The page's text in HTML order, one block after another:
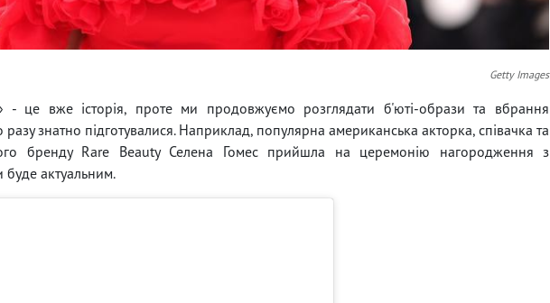
Getty Images
- це вже історія, проте ми продовжуємо розглядати б'юті-образи та вбрання
разу знатно підготувалися. Наприклад, популярна американська акторка, співачка та
бренду Rare Beauty Селена Гомес прийшла на церемонію нагородження з
актуальним.